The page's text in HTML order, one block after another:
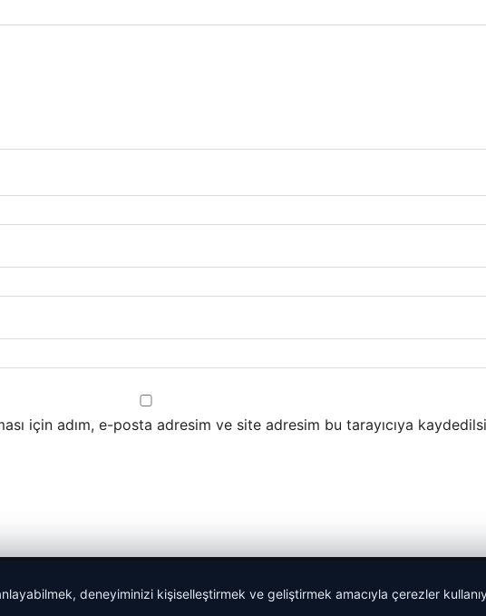
için adım, e-posta adresim ve site adresim bu tarayıcıya
deneyiminizi kişiselleştirmek ve geliştirmek amacıyla çerezler